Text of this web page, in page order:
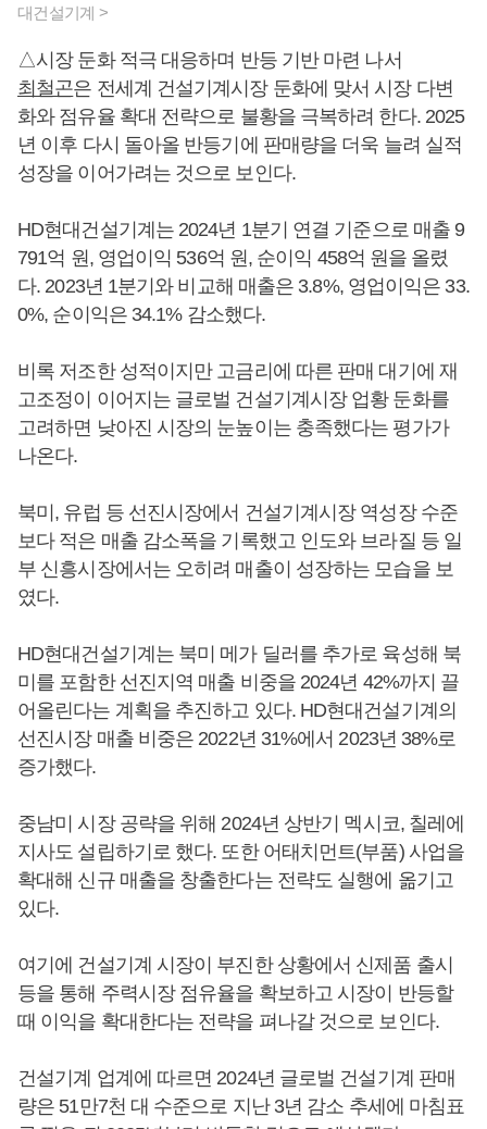
대건설기계 >
△시장 둔화 적극 대응하며 반등 기반 마련 나서
최철곤은 전세계 건설기계시장 둔화에 맞서 시장 다변
화와 점유율 확대 전략으로 불황을 극복하려 한다. 2025
년 이후 다시 돌아올 반등기에 판매량을 더욱 늘려 실적
성장을 이어가려는 것으로 보인다.
HD현대건설기계는 2024년 1분기 연결 기준으로 매출 9
791억 원, 영업이익 536억 원, 순이익 458억 원을 올렸
다. 2023년 1분기와 비교해 매출은 3.8%, 영업이익은 33.
0%, 순이익은 34.1% 감소했다.
비록 저조한 성적이지만 고금리에 따른 판매 대기에 재
고조정이 이어지는 글로벌 건설기계시장 업황 둔화를
고려하면 낮아진 시장의 눈높이는 충족했다는 평가가
나온다.
북미, 유럽 등 선진시장에서 건설기계시장 역성장 수준
보다 적은 매출 감소폭을 기록했고 인도와 브라질 등 일
부 신흥시장에서는 오히려 매출이 성장하는 모습을 보
였다.
HD현대건설기계는 북미 메가 딜러를 추가로 육성해 북
미를 포함한 선진지역 매출 비중을 2024년 42%까지 끌
어올린다는 계획을 추진하고 있다. HD현대건설기계의
선진시장 매출 비중은 2022년 31%에서 2023년 38%로
증가했다.
중남미 시장 공략을 위해 2024년 상반기 멕시코, 칠레에
지사도 설립하기로 했다. 또한 어태치먼트(부품) 사업을
확대해 신규 매출을 창출한다는 전략도 실행에 옮기고
있다.
여기에 건설기계 시장이 부진한 상황에서 신제품 출시
등을 통해 주력시장 점유율을 확보하고 시장이 반등할
때 이익을 확대한다는 전략을 펴나갈 것으로 보인다.
건설기계 업계에 따르면 2024년 글로벌 건설기계 판매
량은 51만7천 대 수준으로 지난 3년 감소 추세에 마침표